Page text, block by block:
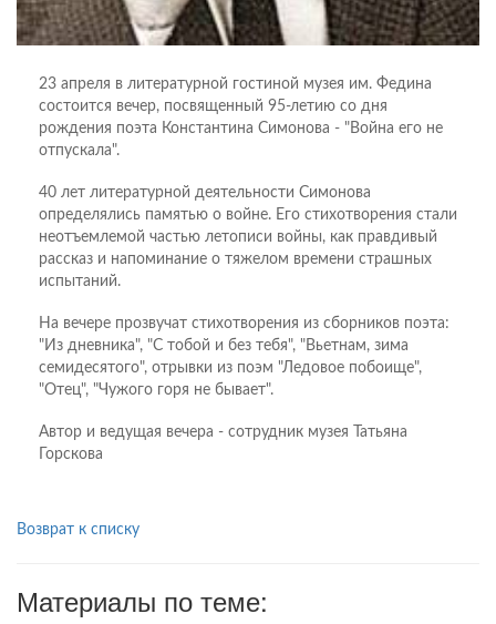
23 апреля в литературной гостиной музея им. Федина
состоится вечер, посвященный 95-летию со дня
рождения поэта Константина Симонова - "Война его не
отпускала".
40 лет литературной деятельности Симонова
определялись памятью о войне. Его стихотворения стали
неотъемлемой частью летописи войны, как правдивый
рассказ и напоминание о тяжелом времени страшных
испытаний.
На вечере прозвучат стихотворения из сборников поэта:
"Из дневника", "С тобой и без тебя", "Вьетнам, зима
семидесятого", отрывки из поэм "Ледовое побоище",
"Отец", "Чужого горя не бывает".
Автор и ведущая вечера - сотрудник музея Татьяна
Горскова
Возврат к списку
Материалы по теме: